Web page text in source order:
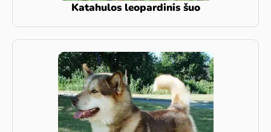
Katahulos leopardinis šuo